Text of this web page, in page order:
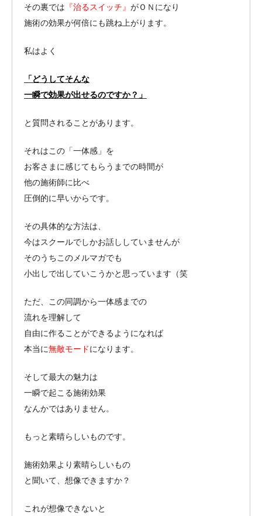
その裏では 『治るスイッチ』 がＯＮになり
施術の効果が何倍にも跳ね上がります。
私はよく
「どうしてそんな
一瞬で効果が出せるのですか？」
と質問されることがあります。
それはこの「一体感」を
お客さまに感じてもらうまでの時間が
他の施術師に比べ
圧倒的に早いからです。
その具体的な方法は、
今はスクールでしかお話ししていませんが
そのうちこのメルマガでも
小出しで出していこうかと思っています（笑
ただ、この同調から一体感までの
流れを理解して
自由に作ることができるようになれば
本当に無敵モードになります。
そして最大の魅力は
一瞬で起こる施術効果
なんかではありません。
もっと素晴らしいものです。
施術効果より素晴らしいもの
と聞いて、想像できますか？
これが想像できないと